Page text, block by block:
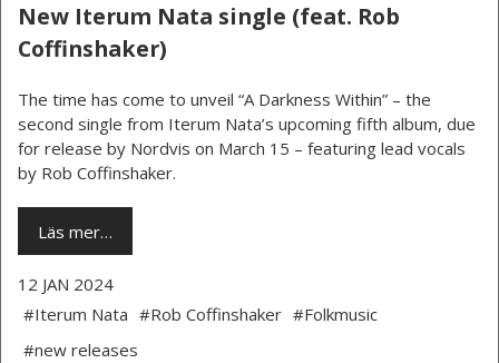
New Iterum Nata single (feat. Rob
Coffinshaker)
The time has come to unveil “A Darkness Within” – the
second single from Iterum Nata’s upcoming fifth album, due
for release by Nordvis on March 15 – featuring lead vocals
by Rob Coffinshaker.
Läs mer…
12 JAN 2024
#Iterum Nata #Rob Coffinshaker #Folkmusic
#new releases